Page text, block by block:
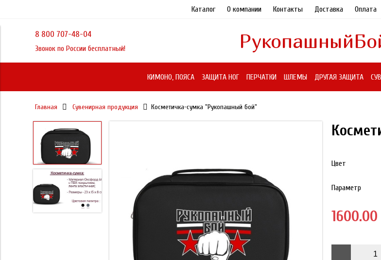
Каталог О компании Контакты Доставка Оплата
8 800 707-48-04
Звонок по России бесплатный!
КИМОНО, ПОЯСА ЗАЩИТА НОГ ПЕРЧАТКИ ШЛЕМЫ ДРУГАЯ ЗАЩИТА
Главная Сувенирная продукция Косметичка-сумка "Рукопашный бой"
Цвет
Параметр